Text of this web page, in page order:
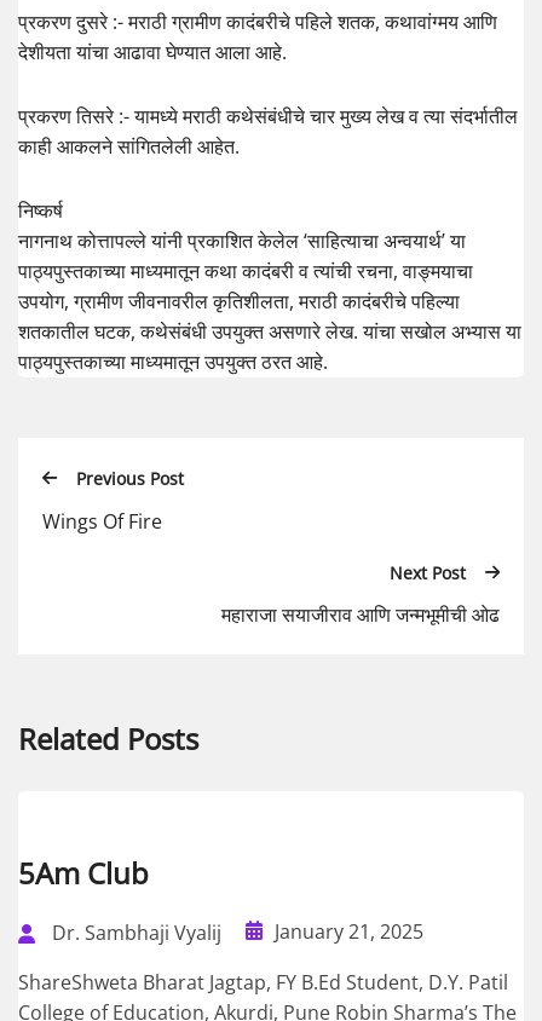
प्रकरण दुसरे :- मराठी ग्रामीण कादंबरीचे पहिले शतक, कथावांग्मय आणि
देशीयता यांचा आढावा घेण्यात आला आहे.
प्रकरण तिसरे :- यामध्ये मराठी कथेसंबंधीचे चार मुख्य लेख व त्या संदर्भातील
काही आकलने सांगितलेली आहेत.
निष्कर्ष
नागनाथ कोत्तापल्ले यांनी प्रकाशित केलेल ‘साहित्याचा अन्वयार्थ’ या
पाठ्यपुस्तकाच्या माध्यमातून कथा कादंबरी व त्यांची रचना, वाङ्मयाचा
उपयोग, ग्रामीण जीवनावरील कृतिशीलता, मराठी कादंबरीचे पहिल्या
शतकातील घटक, कथेसंबंधी उपयुक्त असणारे लेख. यांचा सखोल अभ्यास या
पाठ्यपुस्तकाच्या माध्यमातून उपयुक्त ठरत आहे.
Previous Post
Wings Of Fire
Next Post
महाराजा सयाजीराव आणि जन्मभूमीची ओढ
Related Posts
5Am Club
Dr. Sambhaji Vyalij
January 21, 2025
ShareShweta Bharat Jagtap, FY B.Ed Student, D.Y. Patil
College of Education, Akurdi, Pune Robin Sharma’s The